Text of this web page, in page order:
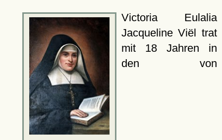
Victoria Eulalia
Jacqueline Viël trat
mit 18 Jahren in
den von